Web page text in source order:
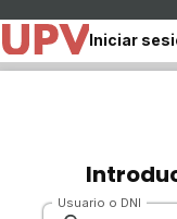
Iniciar
Usuario o DNI